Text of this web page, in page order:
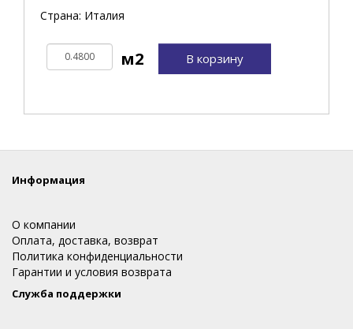
Страна: Италия
В корзину
Информация
О компании
Оплата, доставка, возврат
Политика конфиденциальности
Гарантии и условия возврата
Служба поддержки